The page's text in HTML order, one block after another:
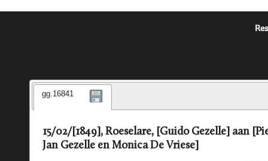
gg.16841
15/02/[1849], Roeselare, [Guido Gezelle] aan
Jan Gezelle en Monica De Vriese]